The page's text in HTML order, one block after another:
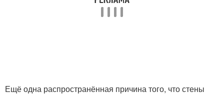
Ещё одна распространённая причина того, что стены